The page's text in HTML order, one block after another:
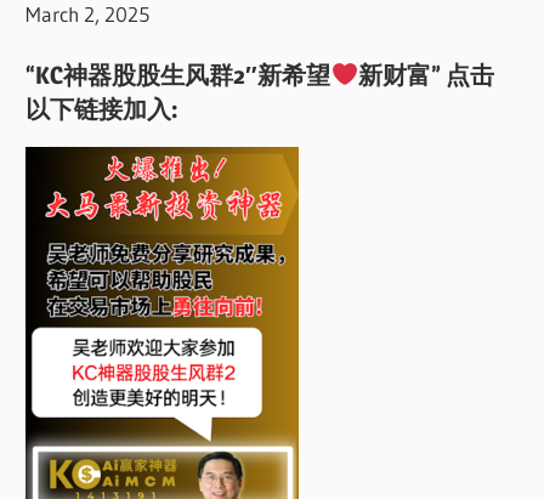
March 2, 2025
“KC神器股股生风群2″新希望
新财富” 点击
以下链接加入: